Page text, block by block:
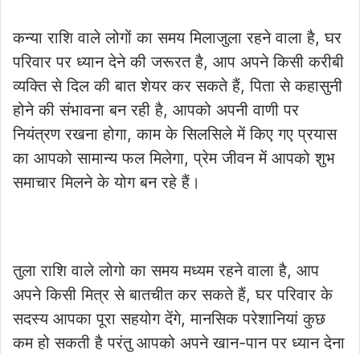
कन्या राशि वाले लोगों का समय मिलाजुला रहने वाला है, घर
परिवार पर ध्यान देने की जरूरत है, आप अपने किसी करीबी
व्यक्ति से दिल की बात शेयर कर सकते हैं, पिता से कहासुनी
होने की संभावना बन रही है, आपको अपनी वाणी पर
नियंत्रण रखना होगा, काम के सिलसिले में किए गए प्रयास
का आपको सामान्य फल मिलेगा, प्रेम जीवन में आपको शुभ
समाचार मिलने के योग बन रहे हैं।
तुला राशि वाले लोगो का समय मध्यम रहने वाला है, आप
अपने किसी मित्र से बातचीत कर सकते हैं, घर परिवार के
सदस्य आपका पूरा सहयोग देंगे, मानसिक परेशानियां कुछ
कम हो सकती है परंतु आपको अपने खान-पान पर ध्यान देना